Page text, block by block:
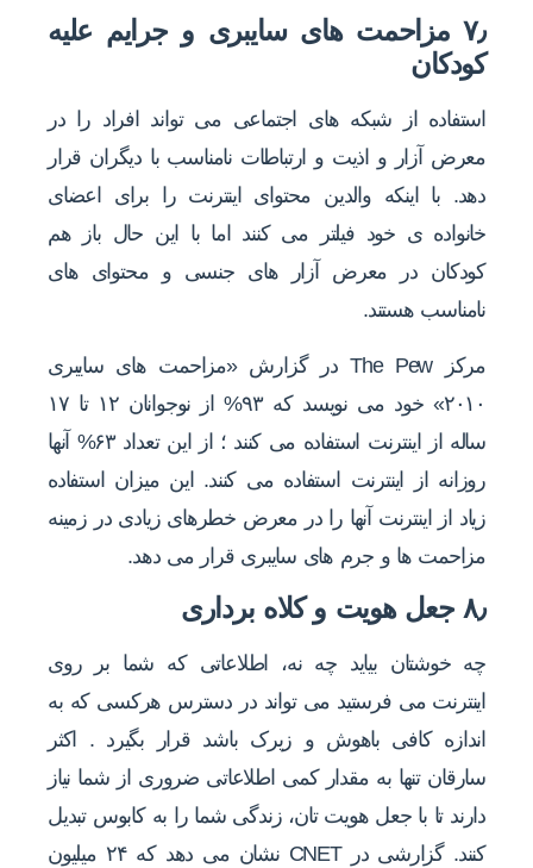
۷٫ مزاحمت های سایبری و جرایم علیه
کودکان
استفاده از شبکه های اجتماعی می تواند افراد را در
معرض آزار و اذیت و ارتباطات نامناسب با دیگران قرار
دهد. با اینکه والدین محتوای اینترنت را برای اعضای
خانواده ی خود فیلتر می کنند اما با این حال باز هم
کودکان در معرض آزار های جنسی و محتوای های
نامناسب هستند.
مرکز The Pew در گزارش «مزاحمت های سایبری
۲۰۱۰» خود می نویسد که ۹۳% از نوجوانان ۱۲ تا ۱۷
ساله از اینترنت استفاده می کنند ؛ از این تعداد ۶۳% آنها
روزانه از اینترنت استفاده می کنند. این میزان استفاده
زیاد از اینترنت آنها را در معرض خطرهای زیادی در زمینه
مزاحمت ها و جرم های سایبری قرار می دهد.
۸٫ جعل هویت و کلاه برداری
چه خوشتان بیاید چه نه، اطلاعاتی که شما بر روی
اینترنت می فرستید می تواند در دسترس هرکسی که به
اندازه کافی باهوش و زیرک باشد قرار بگیرد . اکثر
سارقان تنها به مقدار کمی اطلاعاتی ضروری از شما نیاز
دارند تا با جعل هویت تان، زندگی شما را به کابوس تبدیل
کنند. گزارشی در CNET نشان می دهد که ۲۴ میلیون